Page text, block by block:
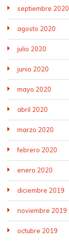
septiembre 2020
agosto 2020
julio 2020
junio 2020
mayo 2020
abril 2020
marzo 2020
febrero 2020
enero 2020
diciembre 2019
noviembre 2019
octubre 2019